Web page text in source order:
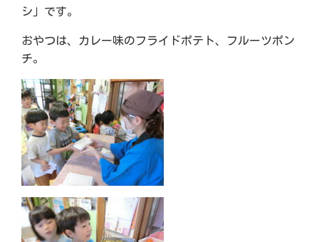
シ」です。
おやつは、カレー味のフライドポテト、フルーツポン
チ。